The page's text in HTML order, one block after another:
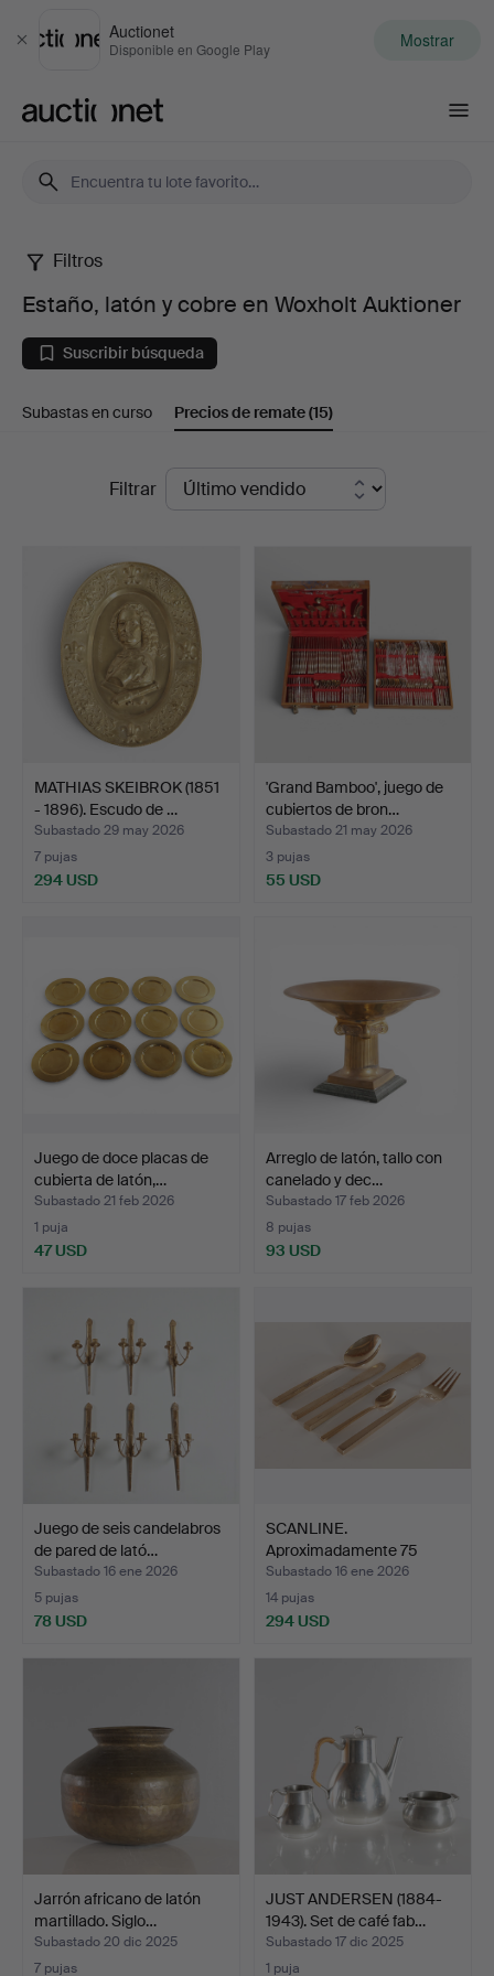
Cerrar
Auctionet
Disponible en Google Play Mostrar
Estaño,
latón
cobre
Auktioner
Filtros
Estaño, latón y cobre en Woxholt Auktioner
Suscribir búsqueda
Subastas en curso Precios de remate(15)
Filtrar
MATHIAS SKEIBROK (1851
- 1896). Escudo de …
Subastado 29 may 2026
7 pujas
294 USD
'Grand Bamboo', juego de
cubiertos de bron…
Subastado 21 may 2026
3 pujas
55 USD
Juego de doce placas de
cubierta de latón,…
Subastado 21 feb 2026
1 puja
47 USD
Arreglo de latón, tallo con
canelado y dec…
Subastado 17 feb 2026
8 pujas
93 USD
Juego de seis candelabros
de pared de lató…
Subastado 16 ene 2026
5 pujas
78 USD
SCANLINE.
Aproximadamente 75
piezas, cubie…
Subastado 16 ene 2026
14 pujas
294 USD
Jarrón africano de latón
martillado. Siglo…
Subastado 20 dic 2025
7 pujas
JUST ANDERSEN (1884-
1943). Set de café fab…
Subastado 17 dic 2025
1 puja